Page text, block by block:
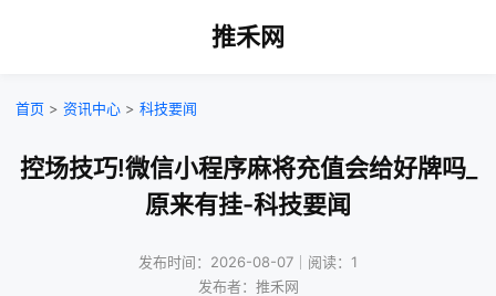
推禾网
首页 > 资讯中心 > 科技要闻
控场技巧!微信小程序麻将充值会给好牌吗_
原来有挂-科技要闻
发布时间：2026-08-07｜阅读：1
发布者：推禾网